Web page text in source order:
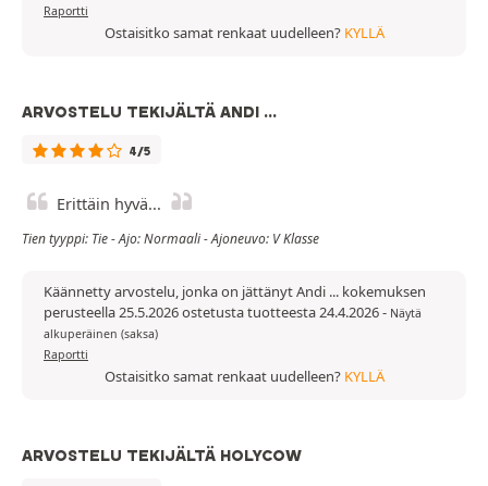
Raportti
Ostaisitko samat renkaat uudelleen? KYLLÄ
ARVOSTELU TEKIJÄLTÄ ANDI ...
4/5
Erittäin hyvä...
Tien tyyppi: Tie - Ajo: Normaali - Ajoneuvo: V Klasse
Käännetty arvostelu, jonka on jättänyt Andi ... kokemuksen
perusteella 25.5.2026 ostetusta tuotteesta 24.4.2026- Näytä
alkuperäinen (saksa)
Raportti
Ostaisitko samat renkaat uudelleen? KYLLÄ
ARVOSTELU TEKIJÄLTÄ HOLYCOW